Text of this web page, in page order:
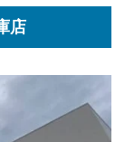
店